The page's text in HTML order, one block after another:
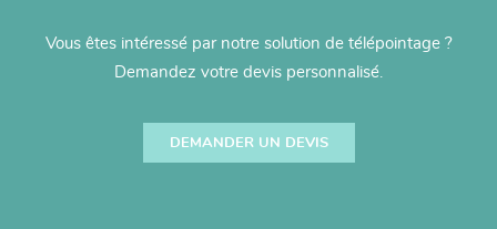
Vous êtes intéressé par notre solution de télépointage ?
Demandez votre devis personnalisé.
DEMANDER UN DEVIS